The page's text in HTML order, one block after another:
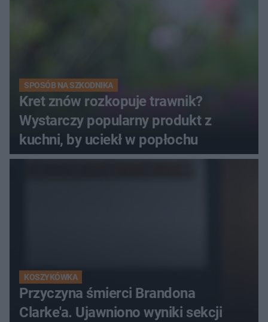
SPOSÓB NA SZKODNIKA
Kret znów rozkopuje trawnik?
Wystarczy popularny produkt z
kuchni, by uciekł w popłochu
KOSZYKÓWKA
Przyczyna śmierci Brandona
Clarke'a. Ujawniono wyniki sekcji